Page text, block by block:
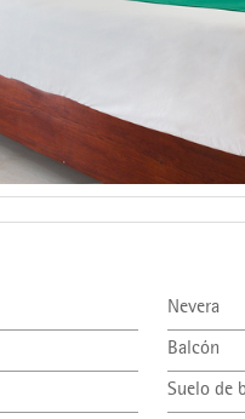
Nevera
Balcón
Suelo de